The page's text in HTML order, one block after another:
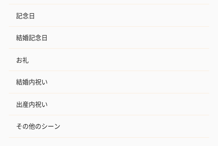
記念日
結婚記念日
お礼
結婚内祝い
出産内祝い
その他のシーン